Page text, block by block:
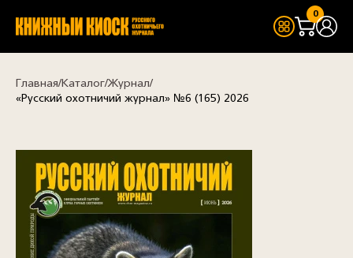
0
Главная Каталог Журнал
«Русский охотничий журнал» №6 (165) 2026